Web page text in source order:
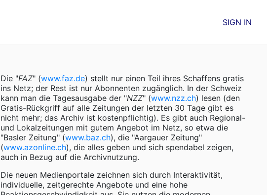
SIGN IN
Die "FAZ" (www.faz.de) stellt nur einen Teil ihres Schaffens gratis
ins Netz; der Rest ist nur Abonnenten zugänglich. In der Schweiz
kann man die Tagesausgabe der "NZZ" (www.nzz.ch) lesen (den
Gratis-Rückgriff auf alle Zeitungen der letzten 30 Tage gibt es
nicht mehr; das Archiv ist kostenpflichtig). Es gibt auch Regional-
und Lokalzeitungen mit gutem Angebot im Netz, so etwa die
"Basler Zeitung" (www.baz.ch), die "Aargauer Zeitung"
(www.azonline.ch), die alles geben und sich spendabel zeigen,
auch in Bezug auf die Archivnutzung.
Die neuen Medienportale zeichnen sich durch Interaktivität,
individuelle, zeitgerechte Angebote und eine hohe